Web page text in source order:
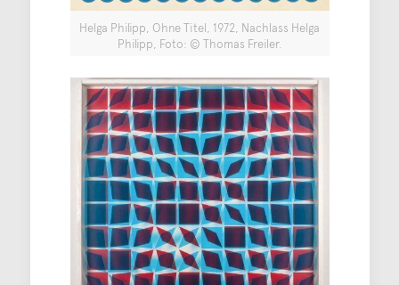
Helga Philipp, Ohne Titel, 1972, Nachlass Helga
Philipp, Foto: © Thomas Freiler.